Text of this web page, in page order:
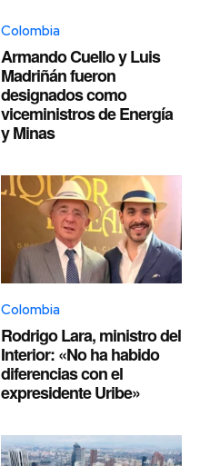
Colombia
Armando Cuello y Luis
Madriñán fueron
designados como
viceministros de Energía
y Minas
Colombia
Rodrigo Lara, ministro del
Interior: «No ha habido
diferencias con el
expresidente Uribe»